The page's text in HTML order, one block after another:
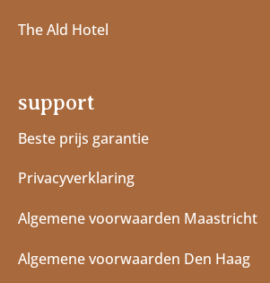
The Ald Hotel
support
Beste prijs garantie
Privacyverklaring
Algemene voorwaarden Maastricht
Algemene voorwaarden Den Haag